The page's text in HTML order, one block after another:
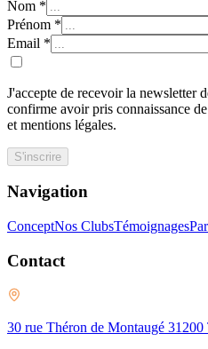
Nom *
Prénom *
Email *
J'accepte de recevoir la newsletter
confirme avoir pris connaissance
et mentions légales.
S'inscrire
Navigation
ConceptNos ClubsTémoignages
Contact
30 rue Théron de Montaugé 31200